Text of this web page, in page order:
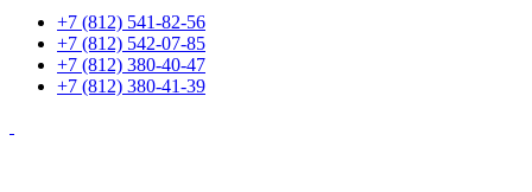
+7 (812) 541-82-56
+7 (812) 542-07-85
+7 (812) 380-40-47
+7 (812) 380-41-39